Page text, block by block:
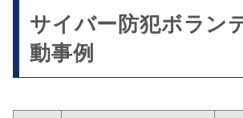
サイバー防犯ボラン
動事例